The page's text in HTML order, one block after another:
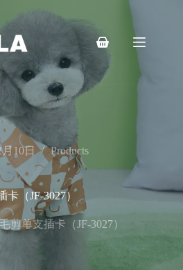
购
车
10日 Products
卡（JF-3027）
剪单支插卡（JF-3027）